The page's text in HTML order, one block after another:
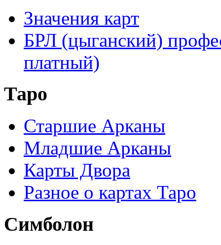
Значения карт
БРЛ (цыганский)
платный)
Таро
Старшие Арканы
Младшие Арканы
Карты Двора
Разное о картах Таро
Симболон